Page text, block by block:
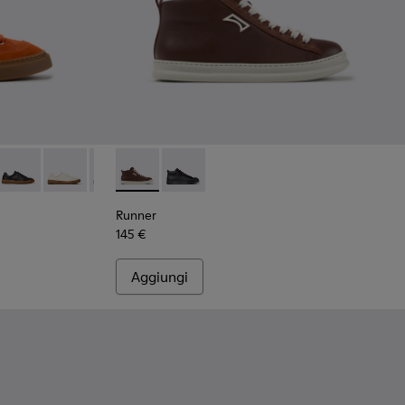
- Sneakers rosse in camoscio da Uomo.
015
- K101105-013- K101105-012
Runner Twentyfive - K101105-010
Runner Twentyfive - K101105-009
Runner Twentyfive - K101105-006
Runner Twentyfive - K101105-005
Runner Twentyfive - K101105-002
Runner - K300550-003 - Sneakers in pelle
Runner - K300550-004
Runner
145 €
Aggiungi